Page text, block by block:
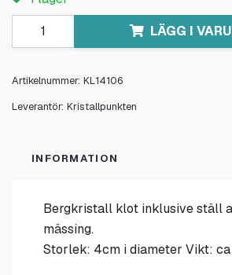
LÄGG I
Artikelnummer: KL14106
Leverantör: Kristallpunkten
INFORMATION
Bergkristall klot inklusive ställ
mässing.
Storlek: 4cm i diameter Vikt: